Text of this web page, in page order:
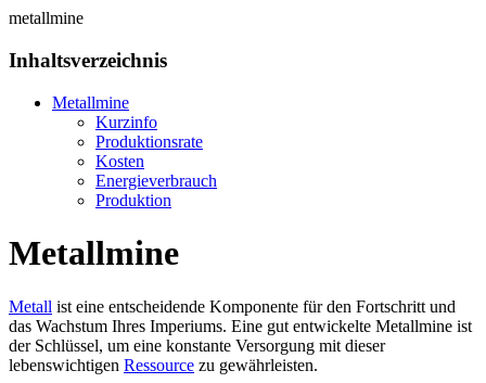
metallmine
Inhaltsverzeichnis
Metallmine
Kurzinfo
Produktionsrate
Kosten
Energieverbrauch
Produktion
Metallmine
Metall ist eine entscheidende Komponente für den Fortschritt und
das Wachstum Ihres Imperiums. Eine gut entwickelte Metallmine ist
der Schlüssel, um eine konstante Versorgung mit dieser
lebenswichtigen Ressource zu gewährleisten.